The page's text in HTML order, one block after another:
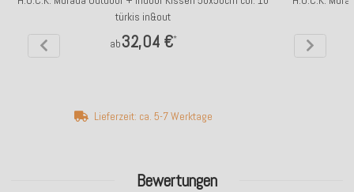
Bewertungen
türkis in&out
ab32,04 €*
Lieferzeit: ca. 5-7 Werktage